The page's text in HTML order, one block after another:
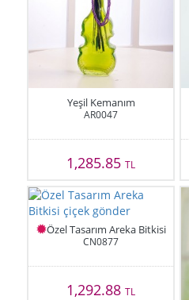
Yeşil Kemanım
AR0047
1,285.85TL
Özel Tasarım Areka Bitkisi
CN0877
1,292.88TL